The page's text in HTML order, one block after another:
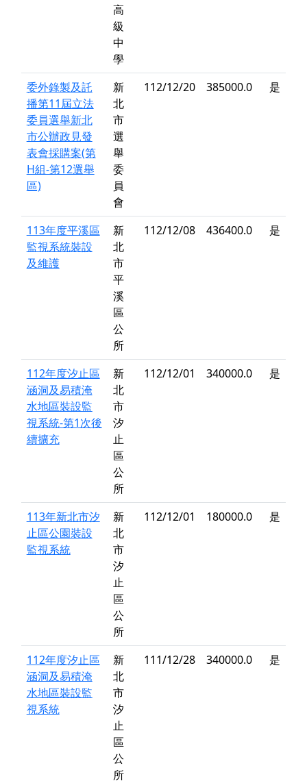
高
級
中
學
委外錄製及託
播第11屆立法
委員選舉新北
市公辦政見發
表會採購案(第
H組-第12選舉
區)
新
北
市
選
舉
委
員
會
112/12/20 385000.0 是
113年度平溪區
監視系統裝設
及維護
新
北
市
平
溪
區
公
所
112/12/08 436400.0 是
112年度汐止區
涵洞及易積淹
水地區裝設監
視系統-第1次後
續擴充
新
北
市
汐
止
區
公
所
112/12/01 340000.0 是
113年新北市汐
止區公園裝設
監視系統
新
北
市
汐
止
區
公
所
112/12/01 180000.0 是
112年度汐止區
涵洞及易積淹
水地區裝設監
視系統
新
北
市
汐
止
區
公
所
111/12/28 340000.0 是